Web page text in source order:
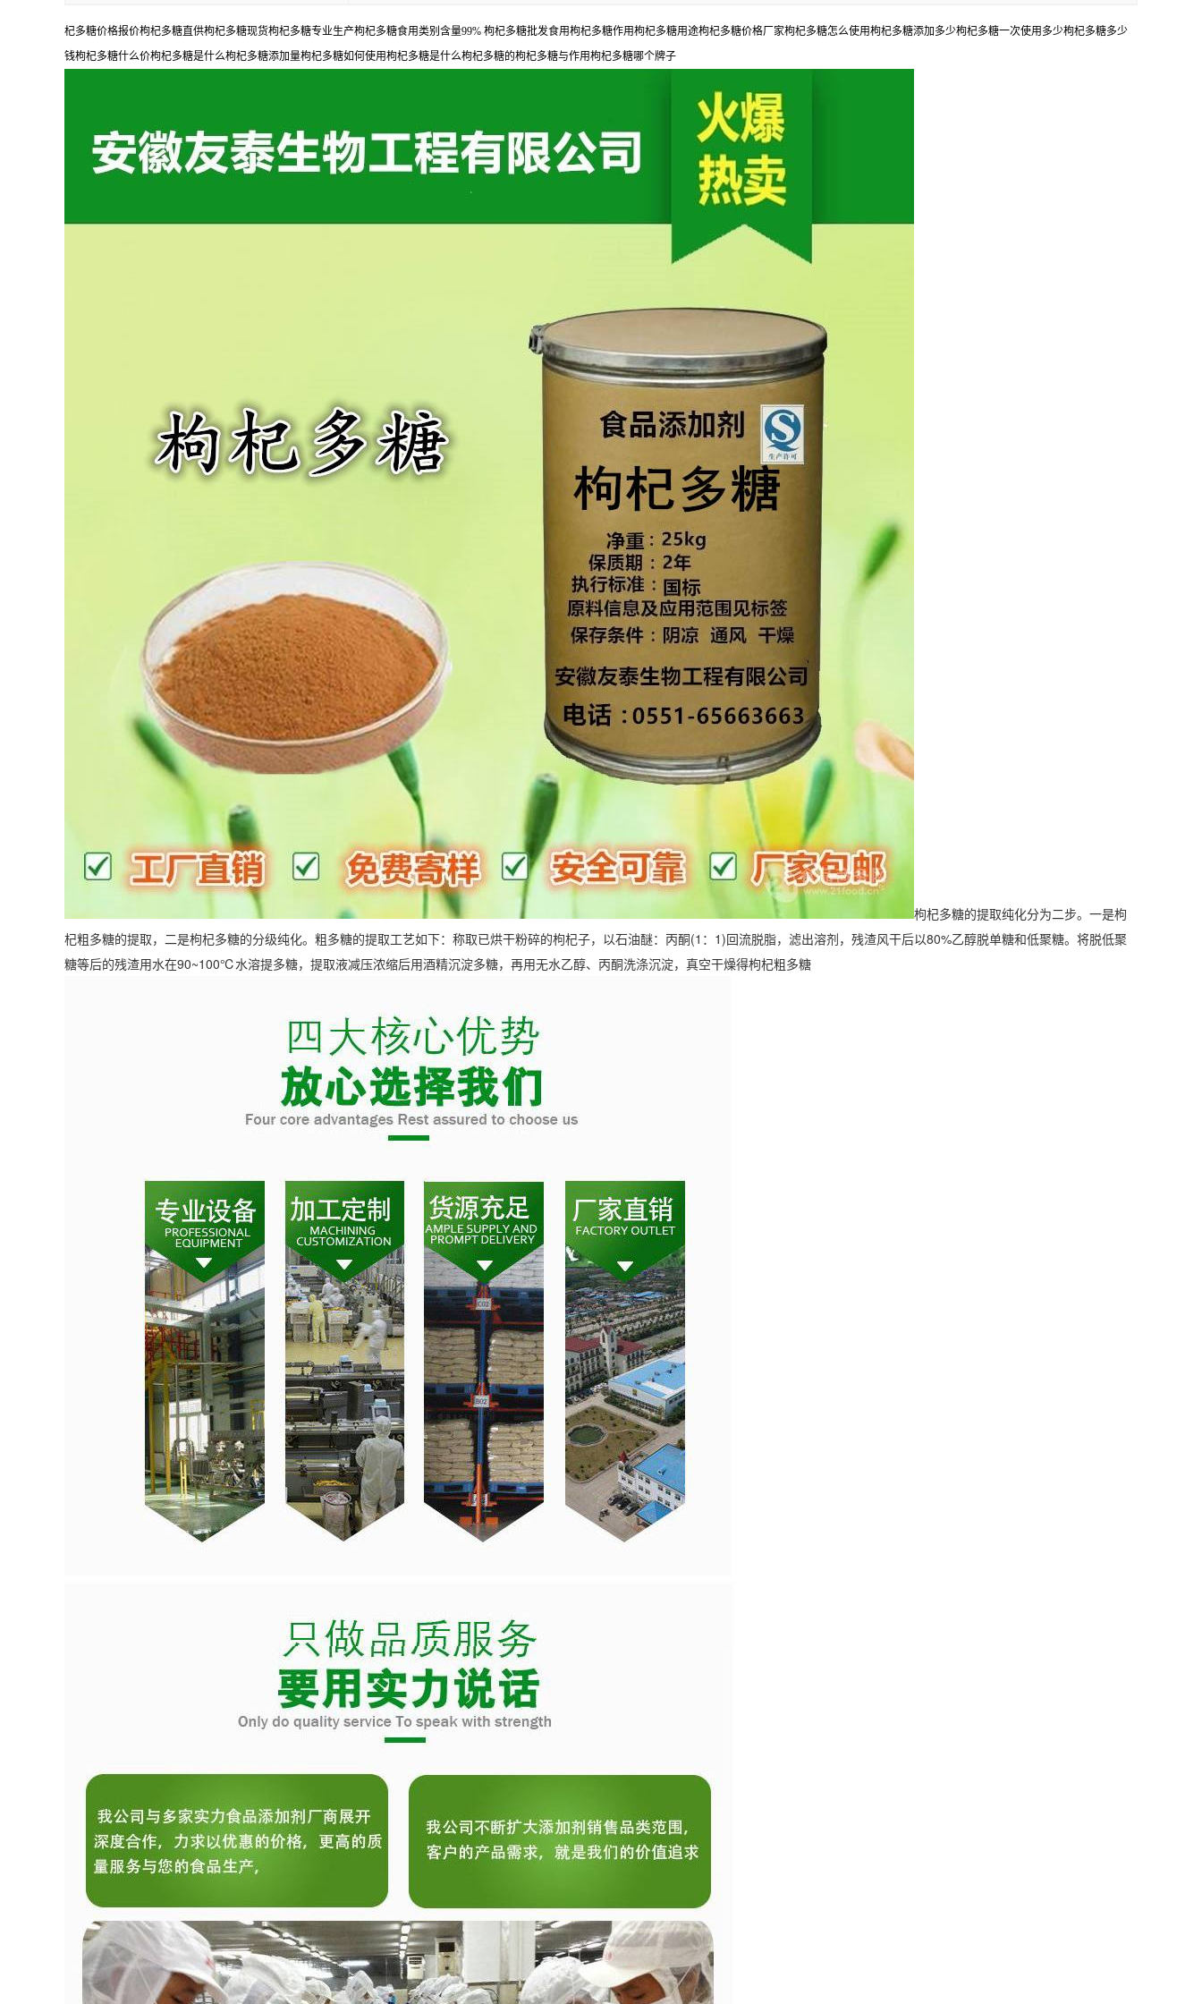
杞多糖价格报价枸杞多糖直供枸杞多糖现货枸杞多糖专业生产枸杞多糖食用类别含量99% 枸杞多糖批发食用枸杞多糖作用枸杞多糖用途枸杞多糖价格厂家枸杞多糖怎么使用枸杞多糖添加多少枸杞多糖一次使用多少枸杞多糖多少
钱枸杞多糖什么价枸杞多糖是什么枸杞多糖添加量枸杞多糖如何使用枸杞多糖是什么枸杞多糖的枸杞多糖与作用枸杞多糖哪个牌子
枸杞多糖的提取纯化分为二步。一是枸
杞粗多糖的提取，二是枸杞多糖的分级纯化。粗多糖的提取工艺如下：称取已烘干粉碎的枸杞子，以石油醚：丙酮(1：1)回流脱脂，滤出溶剂，残渣风干后以80%乙醇脱单糖和低聚糖。将脱低聚
糖等后的残渣用水在90~100℃水溶提多糖，提取液减压浓缩后用酒精沉淀多糖，再用无水乙醇、丙酮洗涤沉淀，真空干燥得枸杞粗多糖